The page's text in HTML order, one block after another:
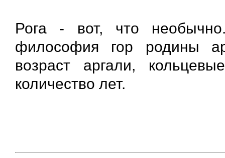
Рога - вот, что
философия гор родины
возраст аргали,
количество лет.